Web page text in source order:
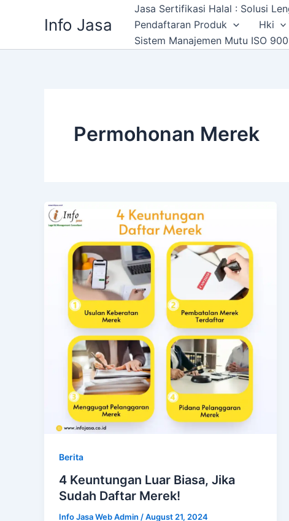
Info Jasa
Jasa Sertifikasi Halal : Solusi
Pendaftaran Produk
Hki
Sistem Manajemen Mutu ISO
Permohonan Merek
Berita
4 Keuntungan Luar Biasa, Jika
Sudah Daftar Merek!
Info Jasa Web Admin /August 21, 2024